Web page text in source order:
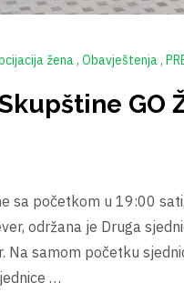
žena Obavještenja
GO
sa početkom u 19:00
održana je Druga
Na samom početku
…